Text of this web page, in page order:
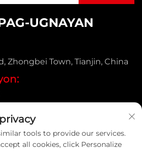
UGNAYAN
Zhongbei Town, Tianjin, China
tools to provide our services.
all cookies, click Personalize